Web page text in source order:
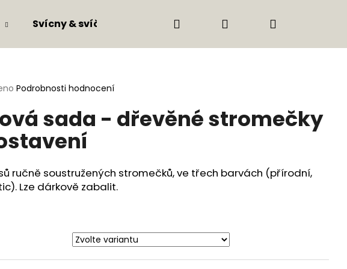
Svícny & svíčky Nábytek & větší kusyPřihlášení
Podrobnosti hodnocení
sada - dřevěné stromečky
ručně soustružených stromečků, ve třech barvách (přírodní,
Lze dárkově zabalit.